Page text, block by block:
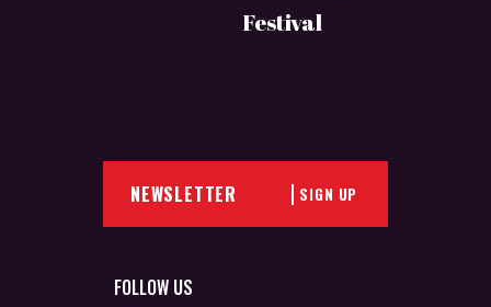
Festival
SIGN UP
FOLLOW US